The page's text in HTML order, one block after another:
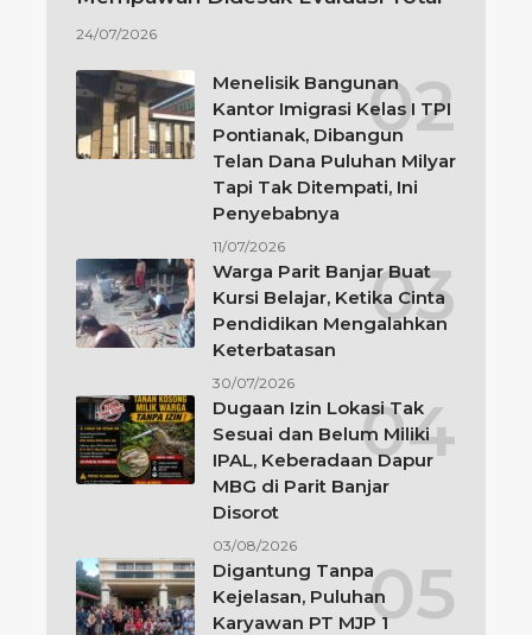
24/07/2026
Menelisik Bangunan
Kantor Imigrasi Kelas I TPI
Pontianak, Dibangun
Telan Dana Puluhan Milyar
Tapi Tak Ditempati, Ini
Penyebabnya
11/07/2026
Warga Parit Banjar Buat
Kursi Belajar, Ketika Cinta
Pendidikan Mengalahkan
Keterbatasan
30/07/2026
Dugaan Izin Lokasi Tak
Sesuai dan Belum Miliki
IPAL, Keberadaan Dapur
MBG di Parit Banjar
Disorot
03/08/2026
Digantung Tanpa
Kejelasan, Puluhan
Karyawan PT MJP 1